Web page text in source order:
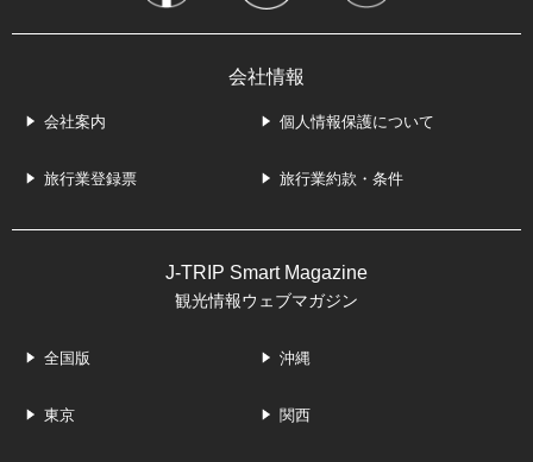
会社情報
会社案内 個人情報保護について
旅行業登録票 旅行業約款・条件
J-TRIP Smart Magazine
観光情報ウェブマガジン
全国版 沖縄
東京 関西